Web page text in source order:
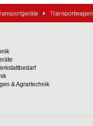
Transportwagen
& Agrartechnik